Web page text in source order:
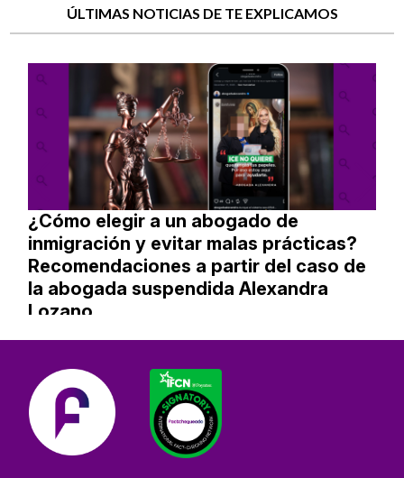
ÚLTIMAS NOTICIAS DE TE EXPLICAMOS
¿Cómo elegir a un abogado de
inmigración y evitar malas prácticas?
Recomendaciones a partir del caso de
la abogada suspendida Alexandra
Lozano